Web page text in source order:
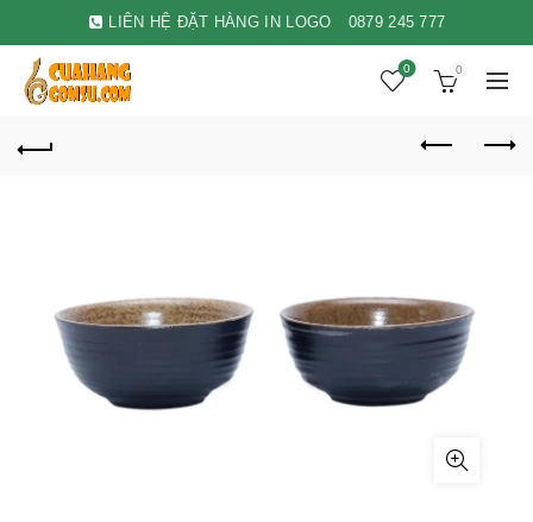
LIÊN HỆ ĐẶT HÀNG IN LOGO 0879 245 777
0 0